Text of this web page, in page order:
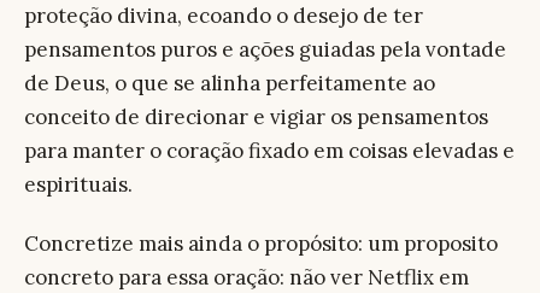
proteção divina, ecoando o desejo de ter
pensamentos puros e ações guiadas pela vontade
de Deus, o que se alinha perfeitamente ao
conceito de direcionar e vigiar os pensamentos
para manter o coração fixado em coisas elevadas e
espirituais.
Concretize mais ainda o propósito: um proposito
concreto para essa oração: não ver Netflix em